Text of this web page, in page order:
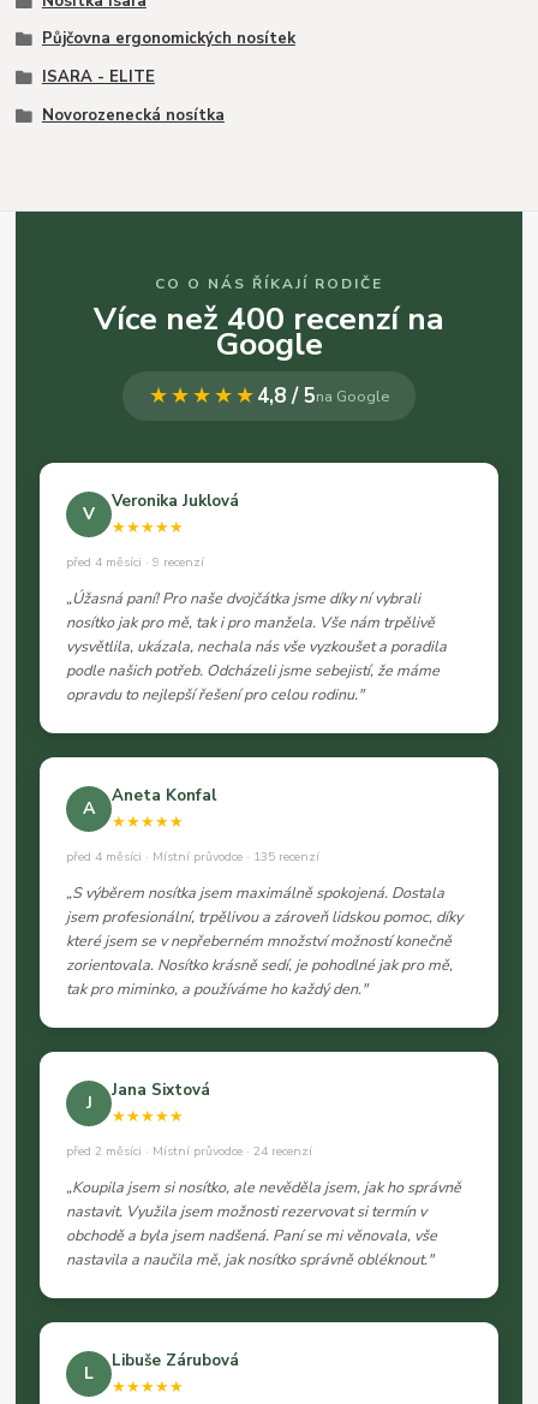
Půjčovna ergonomických nosítek
ISARA - ELITE
Novorozenecká nosítka
CO O NÁS ŘÍKAJÍ RODIČE
Více než 400 recenzí na
Google
★★★★★4,8 / 5na Google
V
Veronika Juklová
★★★★★
před 4 měsíci · 9 recenzí
„Úžasná paní! Pro naše dvojčátka jsme díky ní vybrali
nosítko jak pro mě, tak i pro manžela. Vše nám trpělivě
vysvětlila, ukázala, nechala nás vše vyzkoušet a poradila
podle našich potřeb. Odcházeli jsme sebejistí, že máme
opravdu to nejlepší řešení pro celou rodinu."
A
Aneta Konfal
★★★★★
před 4 měsíci · Místní průvodce · 135 recenzí
„S výběrem nosítka jsem maximálně spokojená. Dostala
jsem profesionální, trpělivou a zároveň lidskou pomoc, díky
které jsem se v nepřeberném množství možností konečně
zorientovala. Nosítko krásně sedí, je pohodlné jak pro mě,
tak pro miminko, a používáme ho každý den."
J
Jana Sixtová
★★★★★
před 2 měsíci · Místní průvodce · 24 recenzí
„Koupila jsem si nosítko, ale nevěděla jsem, jak ho správně
nastavit. Využila jsem možnosti rezervovat si termín v
obchodě a byla jsem nadšená. Paní se mi věnovala, vše
nastavila a naučila mě, jak nosítko správně obléknout."
L
Libuše Zárubová
★★★★★